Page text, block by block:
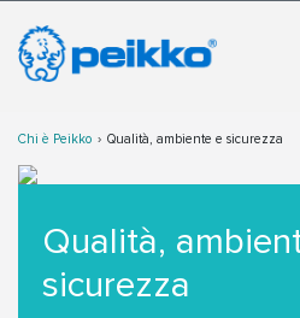
Chi è Peikko Qualità, ambiente e sicurezza
Qualità,
sicurezza